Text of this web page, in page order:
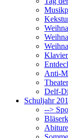
Anti-
Delf-
Schuljahr
-->